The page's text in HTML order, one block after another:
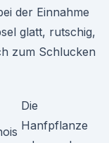
der Einnahme
glatt, rutschig,
zum Schlucken
Die
Hanfpflanze